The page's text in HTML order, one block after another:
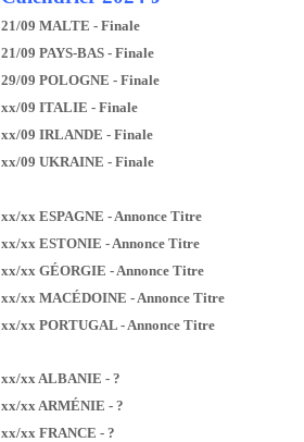
21/09 MALTE - Finale
21/09 PAYS-BAS - Finale
29/09 POLOGNE - Finale
xx/09 ITALIE - Finale
xx/09 IRLANDE - Finale
xx/09 UKRAINE - Finale
xx/xx ESPAGNE - Annonce Titre
xx/xx ESTONIE - Annonce Titre
xx/xx GÉORGIE - Annonce Titre
xx/xx MACÉDOINE - Annonce Titre
xx/xx PORTUGAL - Annonce Titre
xx/xx ALBANIE - ?
xx/xx ARMÉNIE - ?
xx/xx FRANCE - ?